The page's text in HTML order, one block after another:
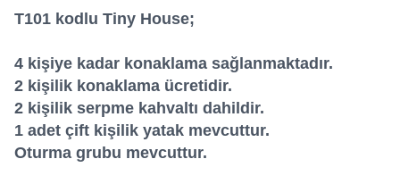
T101 kodlu Tiny House;
4 kişiye kadar konaklama sağlanmaktadır.
2 kişilik konaklama ücretidir.
2 kişilik serpme kahvaltı dahildir.
1 adet çift kişilik yatak mevcuttur.
Oturma grubu mevcuttur.